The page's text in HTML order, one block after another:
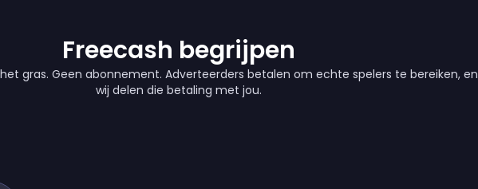
Freecash begrijpen
gras. Geen abonnement. Adverteerders betalen om echte spelers te bereiken, en
wij delen die betaling met jou.